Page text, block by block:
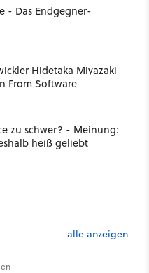
- Das Endgegner-
Hidetaka Miyazaki
From Software
zu schwer? - Meinung:
heiß geliebt
alle anzeigen